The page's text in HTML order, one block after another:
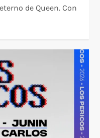
de Queen. Con